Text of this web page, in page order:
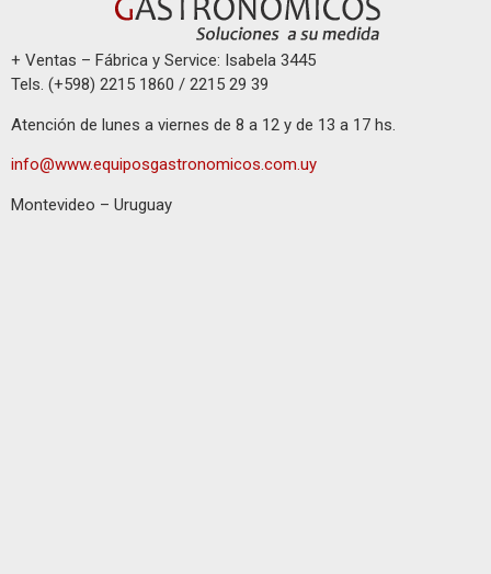
+ Ventas – Fábrica y Service: Isabela 3445
Tels. (+598) 2215 1860 / 2215 29 39
Atención de lunes a viernes de 8 a 12 y de 13 a 17 hs.
info@www.equiposgastronomicos.com.uy
Montevideo – Uruguay